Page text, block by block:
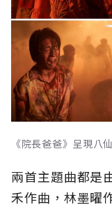
《院長爸爸》呈現八
兩首主題曲都是
禾作曲，林墨曜